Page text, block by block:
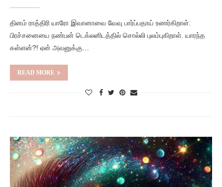
தினம் ராத்திரி யாரோ இவானாவை வேவு பார்ப்பதாய் உணர்கிறாள்.
பிரச்சனையை நண்பன் டெக்லனிடத்தில் சொல்லி புலம்புகிறாள். யாரந்த
கள்ளன்?! ஏன் அவனுக்கு…
READ MORE